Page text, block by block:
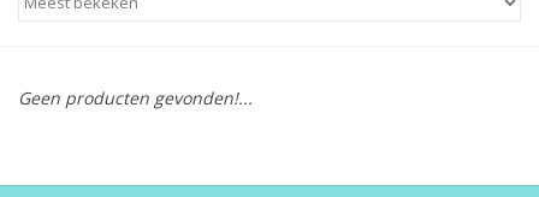
Schoenen
Geen producten gevonden!...